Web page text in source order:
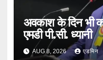
अवकाश के दिन भी
एमडी पी.सी. ध्यानी
AUG 8, 2026 एडमिन